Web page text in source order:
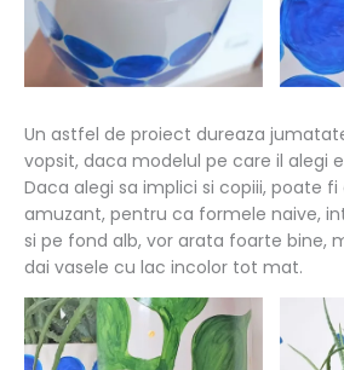
Un astfel de proiect dureaza
vopsit, daca modelul pe care il alegi
Daca alegi sa implici si copiii, poate
amuzant, pentru ca formele naive,
si pe fond alb, vor arata foarte bine,
dai vasele cu lac incolor tot mat.